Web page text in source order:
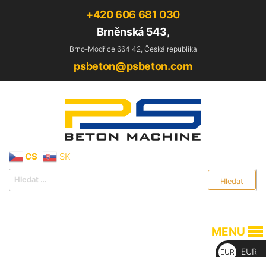
+420 606 681 030
Brněnská 543,
Brno-Modřice 664 42, Česká republika
psbeton@psbeton.com
PS Beton Machine s.r.o.
CS SK
MENU
EUR
EUR